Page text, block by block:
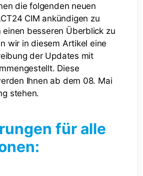
die folgenden neuen
CIM ankündigen zu
einen besseren Überblick zu
wir in diesem Artikel eine
der Updates mit
Diese
Ihnen ab dem 08. Mai
stehen.
für alle